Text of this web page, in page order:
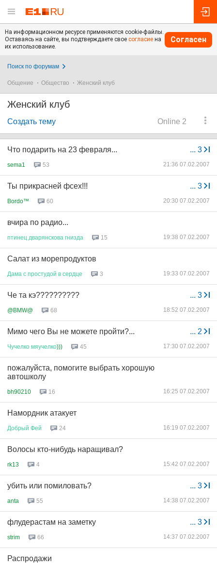
На информационном ресурсе применяются cookie-файлы.
Оставаясь на сайте, вы подтверждаете свое согласие на
их использование.
Согласен
Поиск по форумам
Общение Общество Женский клуб
Женский клуб
Online 2
Создать тему
... 3
Что подарить на 23 февраля...
sema1 53 21:36 07.02.2007
... 3
Ты прикрасней фсех!!!
Bordo™ 60 20:30 07.02.2007
вчира по радио...
птинец дварянскова гнизда 15 19:38 07.02.2007
Салат из морепродуктов
Дама с простудой в сердце 3 19:33 07.02.2007
... 3
Че та кэ??????????
@BMW@ 68 18:52 07.02.2007
... 2
Мимо чего Вы не можете пройти?...
Чучелко мяучелко))) 45 17:30 07.02.2007
пожалуйста, помогите выбрать хорошую
автошколу
bh90210 16 16:25 07.02.2007
Намордник атакует
Добрый Фей 24 16:19 07.02.2007
Волосы кто-нибудь наращивал?
rk13 4 15:42 07.02.2007
... 3
убить или помиловать?
anta 55 14:38 07.02.2007
... 3
флудерастам на заметку
strim 66 14:37 07.02.2007
Распродажи